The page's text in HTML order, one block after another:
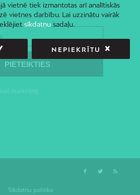
Sīkdatņu politika
vietnē tiek izmantotas arī analītiskās
vietnes darbību. Lai uzzinātu vairāk
sīkdatņusadaļu.
NEPIEKRĪTU